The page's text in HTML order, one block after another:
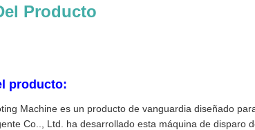
Producto
producto:
Machine es un producto de vanguardia diseñado
Co.., Ltd. ha desarrollado esta máquina de